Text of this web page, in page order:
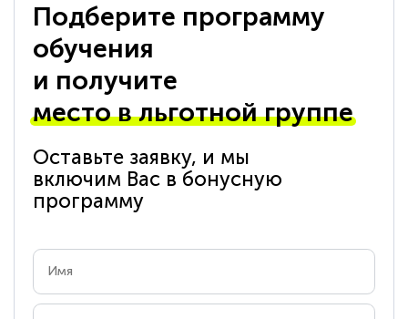
Подберите программу
обучения
и получите
место в льготной группе
Оставьте заявку, и мы
включим Вас в бонусную
программу